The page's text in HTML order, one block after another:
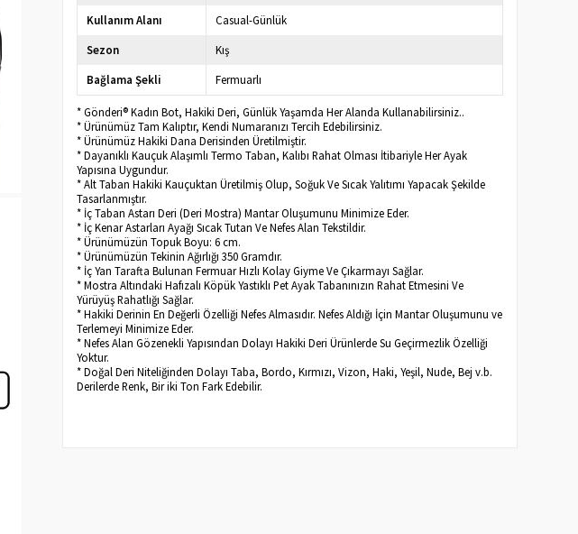
Kullanım Alanı
Casual-Günlük
Sezon
Kış
Bağlama Şekli
Fermuarlı
* Gönderi® Kadın Bot, Hakiki Deri, Günlük Yaşamda Her Alanda Kullanabilirsiniz..
* Ürünümüz Tam Kalıptır, Kendi Numaranızı Tercih Edebilirsiniz.
* Ürünümüz Hakiki Dana Derisinden Üretilmiştir.
* Dayanıklı Kauçuk Alaşımlı Termo Taban, Kalıbı Rahat Olması İtibariyle Her Ayak
Yapısına Uygundur.
* Alt Taban Hakiki Kauçuktan Üretilmiş Olup, Soğuk Ve Sıcak Yalıtımı Yapacak Şekilde
Tasarlanmıştır.
* İç Taban Astarı Deri (Deri Mostra) Mantar Oluşumunu Minimize Eder.
* İç Kenar Astarları Ayağı Sıcak Tutan Ve Nefes Alan Tekstildir.
* Ürünümüzün Topuk Boyu: 6 cm.
* Ürünümüzün Tekinin Ağırlığı 350 Gramdır.
* İç Yan Tarafta Bulunan Fermuar Hızlı Kolay Giyme Ve Çıkarmayı Sağlar.
* Mostra Altındaki Hafızalı Köpük Yastıklı Pet Ayak Tabanınızın Rahat Etmesini Ve
Yürüyüş Rahatlığı Sağlar.
* Hakiki Derinin En Değerli Özelliği Nefes Almasıdır. Nefes Aldığı İçin Mantar Oluşumunu ve
Terlemeyi Minimize Eder.
* Nefes Alan Gözenekli Yapısından Dolayı Hakiki Deri Ürünlerde Su Geçirmezlik Özelliği
Yoktur.
* Doğal Deri Niteliğinden Dolayı Taba, Bordo, Kırmızı, Vizon, Haki, Yeşil, Nude, Bej v.b.
Derilerde Renk, Bir iki Ton Fark Edebilir.